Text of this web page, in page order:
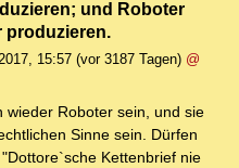
und Roboter
produzieren.
15:57 (vor 3187 Tagen) @
wieder Roboter sein, und sie
Sinne sein. Dürfen
Kettenbrief nie